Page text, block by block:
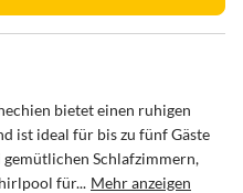
bietet einen ruhigen
ist ideal für bis zu fünf Gäste
Schlafzimmern,
für... Mehr anzeigen